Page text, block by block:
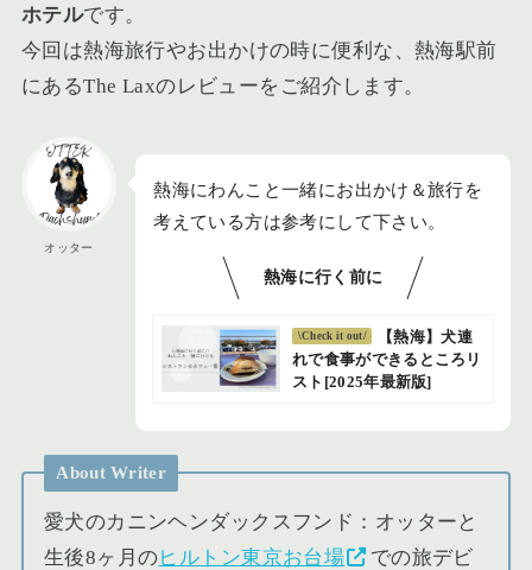
ホテルです。
今回は熱海旅行やお出かけの時に便利な、熱海駅前
にあるThe Laxのレビューをご紹介します。
オッター
熱海にわんこと一緒にお出かけ＆旅行を
考えている方は参考にして下さい。
熱海に行く前に
\Check it out/
【熱海】犬連
れで食事ができるところリ
スト[2025年最新版]
About Writer
愛犬のカニンヘンダックスフンド：オッターと
生後8ヶ月のヒルトン東京お台場
での旅デビ